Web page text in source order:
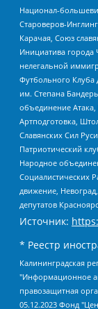
Национал-
Староверов-
Карачая, Союз
Инициатива города
нелегальной
Футбольного Клуба
им. Степана
объединение
Артподготовка,
Славянских Сил
Патриотический
Народное
Социалистических
движение,
депутатов
Источник:
* Реестр
Калининградская региональная общественная организация "Экозащита!-Женсовет", Фонд содействия защите прав и свобод граждан "Общественный вердикт", Фонд "Институт Развития Свободы Информации", Частное учреждение "Информационное агентство МЕМО. РУ", Региональная общественная организация "Общественная комиссия по сохранению наследия академика Сахарова", Фонд поддержки свободы прессы, Санкт-Петербургская общественная правозащитная организация "Гражданский контроль", Межрегиональная общественная организация "Информационно-просветительский центр "Мемориал", Региональный Фонд "Центр Защиты Прав Средств Массовой Информации", с 05.12.2023 Фонд "Центр Защиты Прав Средств массовой информации", Региональная общественная благотворительная организация помощи беженцам и мигрантам "Гражданское содействие", Негосударственное образовательное учреждение